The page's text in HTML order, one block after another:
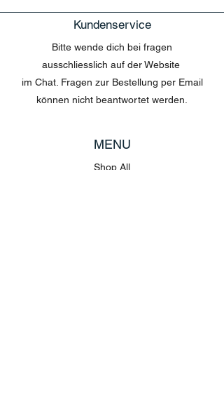
Kundenservice
Bitte wende dich bei fragen
ausschliesslich auf der Website
im Chat. Fragen zur Bestellung per Email
können nicht beantwortet werden.
MENU
Shop All